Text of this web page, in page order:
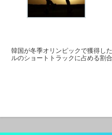
韓国が冬季オリンピックで獲得し
ルのショートトラックに占める割合